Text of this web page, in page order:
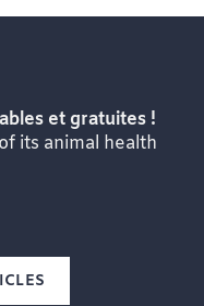
et gratuites !
its animal health